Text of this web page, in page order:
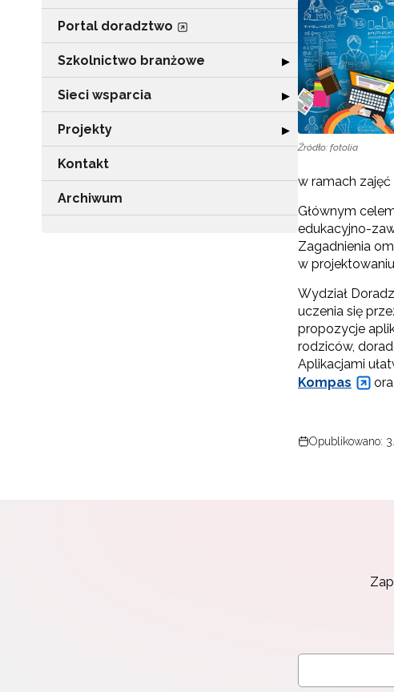
Portal doradztwo
Szkolnictwo branżowe Rozwiń sekcję
▶
Sieci wsparcia Rozwiń sekcję "Sieci
▶
Projekty Rozwiń sekcję
▶
Kontakt
Archiwum
Źródło: fotolia
w ramach
Głównym
edukacyjno-
Zagadnienia
w
Wydział
uczenia się
propozycje
rodziców,
Aplikacjami
Kompas
Opublikowano: